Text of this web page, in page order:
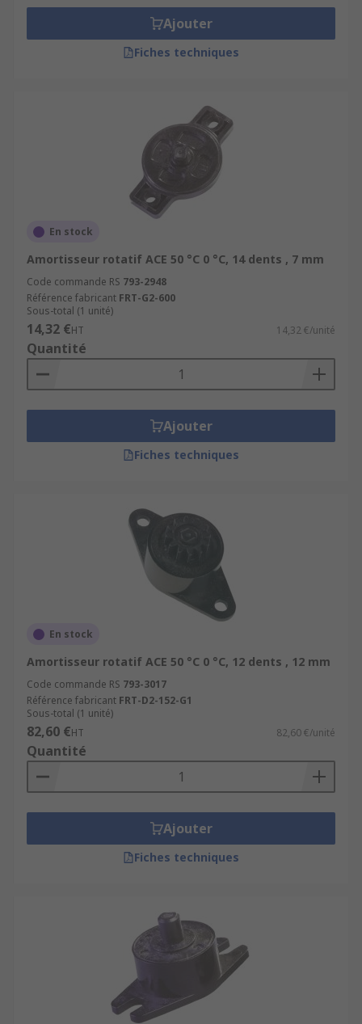
Ajouter
Fiches techniques
En stock
Amortisseur rotatif ACE 50 °C 0 °C, 14 dents , 7 mm
Code commande RS 793-2948
Référence fabricant FRT-G2-600
Sous-total (1 unité)
14,32 €HT 14,32 €/unité
Quantité
Ajouter
Fiches techniques
En stock
Amortisseur rotatif ACE 50 °C 0 °C, 12 dents , 12 mm
Code commande RS 793-3017
Référence fabricant FRT-D2-152-G1
Sous-total (1 unité)
82,60 €HT 82,60 €/unité
Quantité
Ajouter
Fiches techniques